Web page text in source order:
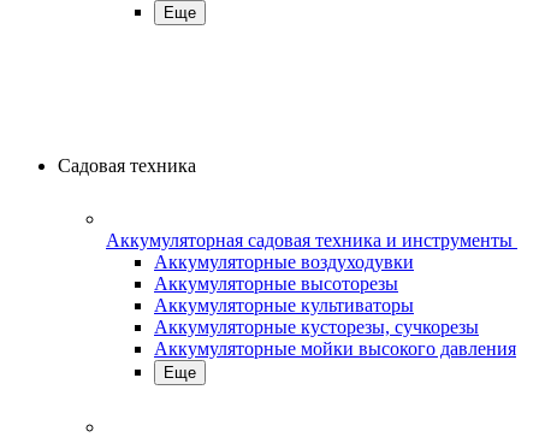
Еще
Садовая техника
Аккумуляторная садовая техника и инструменты
Аккумуляторные воздуходувки
Аккумуляторные высоторезы
Аккумуляторные культиваторы
Аккумуляторные кусторезы, сучкорезы
Аккумуляторные мойки высокого давления
Еще